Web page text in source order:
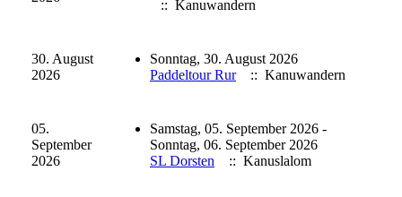
:: Kanuwandern
30. August
2026
Sonntag, 30. August 2026
Paddeltour Rur
:: Kanuwandern
05.
September
2026
Samstag, 05. September 2026 -
Sonntag, 06. September 2026
SL Dorsten
:: Kanuslalom